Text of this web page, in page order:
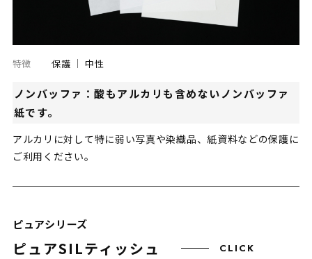
特徴 保護 中性
ノンバッファ：酸もアルカリも含めないノンバッファ
紙です。
アルカリに対して特に弱い写真や染織品、紙資料などの保護に
ご利用ください。
ピュアシリーズ
ピュアSILティッシュ CLICK